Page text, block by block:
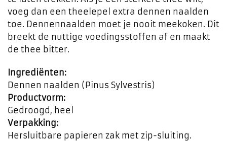
voeg dan een theelepel extra dennen naalden
toe. Dennennaalden moet je nooit meekoken. Dit
breekt de nuttige voedingsstoffen af en maakt
de thee bitter.
Ingrediënten:
Dennen naalden (Pinus Sylvestris)
Productvorm:
Gedroogd, heel
Verpakking:
Hersluitbare papieren zak met zip-sluiting.